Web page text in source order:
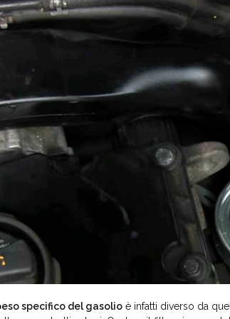
specifico del gasolio è infatti diverso da